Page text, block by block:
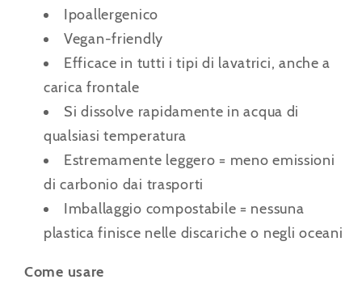
Ipoallergenico
Vegan-friendly
Efficace in tutti i tipi di lavatrici, anche a
carica frontale
Si dissolve rapidamente in acqua di
qualsiasi temperatura
Estremamente leggero = meno emissioni
di carbonio dai trasporti
Imballaggio compostabile = nessuna
plastica finisce nelle discariche o negli oceani
Come usare